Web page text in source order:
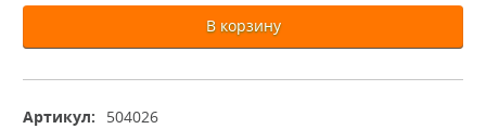
В корзину
Артикул:
504026